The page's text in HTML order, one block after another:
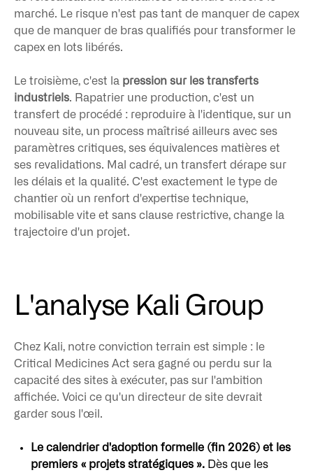
marché. Le risque n'est pas tant de manquer de capex
que de manquer de bras qualifiés pour transformer le
capex en lots libérés.
Le troisième, c'est la pression sur les transferts
industriels. Rapatrier une production, c'est un
transfert de procédé : reproduire à l'identique, sur un
nouveau site, un process maîtrisé ailleurs avec ses
paramètres critiques, ses équivalences matières et
ses revalidations. Mal cadré, un transfert dérape sur
les délais et la qualité. C'est exactement le type de
chantier où un renfort d'expertise technique,
mobilisable vite et sans clause restrictive, change la
trajectoire d'un projet.
L'analyse Kali Group
Chez Kali, notre conviction terrain est simple : le
Critical Medicines Act sera gagné ou perdu sur la
capacité des sites à exécuter, pas sur l'ambition
affichée. Voici ce qu'un directeur de site devrait
garder sous l'œil.
Le calendrier d'adoption formelle (fin 2026) et les
premiers « projets stratégiques ». Dès que les